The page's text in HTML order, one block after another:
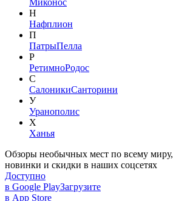
Миконос
Н
Нафплион
П
ПатрыПелла
Р
РетимноРодос
С
СалоникиСанторини
У
Уранополис
Х
Ханья
Обзоры необычных мест по всему миру,
новинки и скидки в наших соцсетях
Доступно
в Google PlayЗагрузите
в App Store